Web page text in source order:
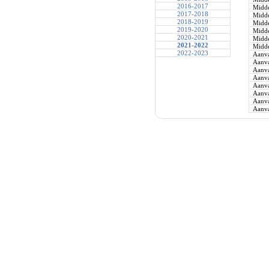
2016-2017
2017-2018
2018-2019
2019-2020
2020-2021
2021-2022
2022-2023